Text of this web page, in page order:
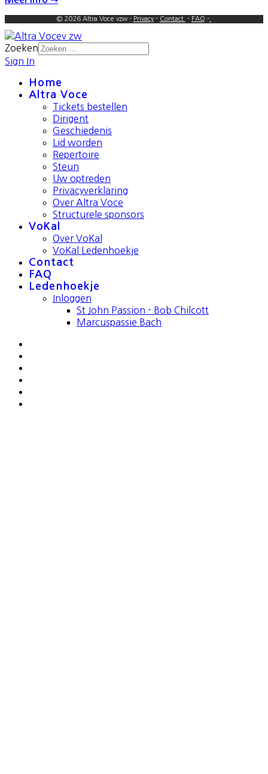
© 2026 Altra Voce vzw - Privacy - Contact - FAQ -
Zoeken
Sign In
Home
Altra Voce
Tickets bestellen
Dirigent
Geschiedenis
Lid worden
Repertoire
Steun
Uw optreden
Privacyverklaring
Over Altra Voce
Structurele sponsors
VoKal
Over VoKal
VoKal Ledenhoekje
Contact
FAQ
Ledenhoekje
Inloggen
St John Passion - Bob Chilcott
Marcuspassie Bach